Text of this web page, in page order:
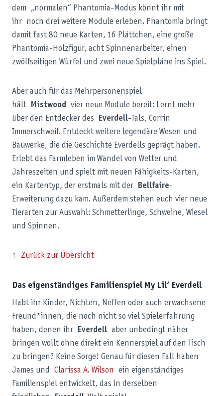
dem „normalen“ Phantomia-Modus könnt ihr mit
ihr noch drei weitere Module erleben. Phantomia bringt
damit fast 80 neue Karten, 16 Plättchen, eine große
Phantomia-Holzfigur, acht Spinnenarbeiter, einen
zwölfseitigen Würfel und zwei neue Spielpläne ins Spiel.
Aber auch für das Mehrpersonenspiel
hält
Mistwood vier neue Module bereit: Lernt mehr
über den Entdecker des
Everdell-Tals, Corrin
Immerschweif. Entdeckt weitere legendäre Wesen und
Bauwerke, die die Geschichte Everdells geprägt haben.
Erlebt das Farmleben im Wandel von Wetter und
Jahreszeiten und spielt mit neuen Fähigkeits-Karten,
ein Kartentyp, der erstmals mit der
Bellfaire-
Erweiterung dazu kam. Außerdem stehen euch vier neue
Tierarten zur Auswahl: Schmetterlinge, Schweine, Wiesel
und Spinnen.
↑ Zurück zur Übersicht
Das eigenständiges Familienspiel My Lil‘ Everdell
Habt ihr Kinder, Nichten, Neffen oder auch erwachsene
Freund*innen, die noch nicht so viel Spielerfahrung
haben, denen ihr
Everdell aber unbedingt näher
bringen wollt ohne direkt ein Kennerspiel auf den Tisch
zu bringen? Keine Sorge! Genau für diesen Fall haben
James und Clarissa A. Wilson
ein eigenständiges
Familienspiel entwickelt, das in derselben